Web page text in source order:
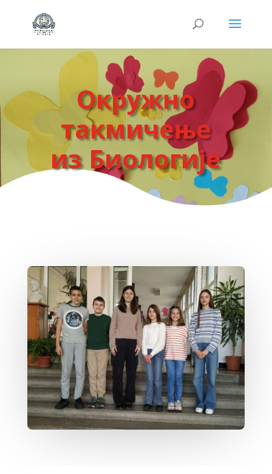
Окружно
такмичењe
из Биологије